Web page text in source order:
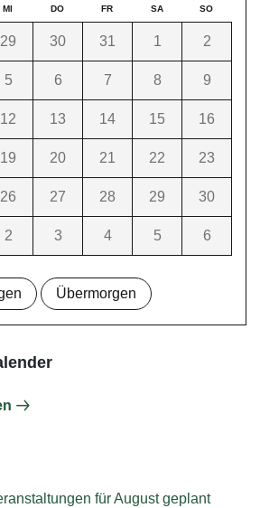
MI DO FR SA SO
29 30 31 1 2
5 6 7 8 9
12 13 14 15 16
19 20 21 22 23
26 27 28 29 30
2 3 4 5 6
Übermorgen
fürAugustgeplant